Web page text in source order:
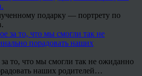
подарку — портрету по
то, что мы смогли так не ожиданно
наших родителей…